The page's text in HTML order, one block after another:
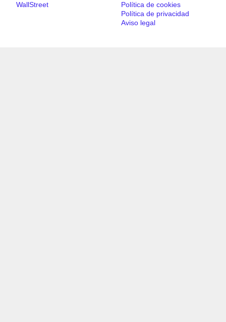
WallStreet
Política de cookies
Política de privacidad
Aviso legal